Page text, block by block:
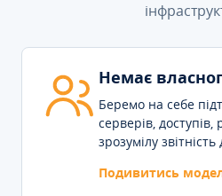
Немає
Беремо на себе
серверів, доступів,
зрозумілу
Подивитись